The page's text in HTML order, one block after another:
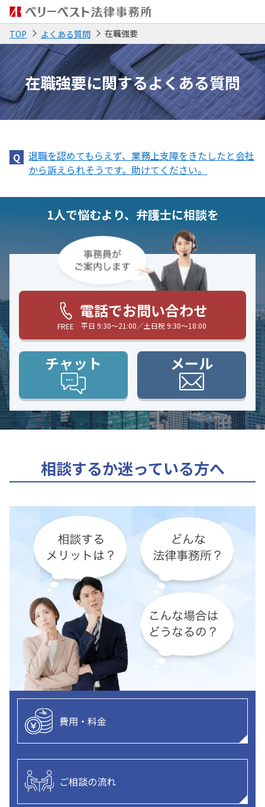
TOP よくある質問 在職強要
在職強要に関するよくある質問
退職を認めてもらえず、業務上支障をきたしたと会社
から訴えられそうです。助けてください。
1人で悩むより、弁護士に相談を
FREE
電話でお問い合わせ
平日 9:30〜21:00／土日祝 9:30〜18:00
チャット メール
相談するか迷っている方へ
費用・料金
ご相談の流れ